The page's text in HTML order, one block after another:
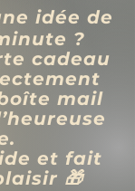
idée de
?
cadeau
mail
et fait
🎁